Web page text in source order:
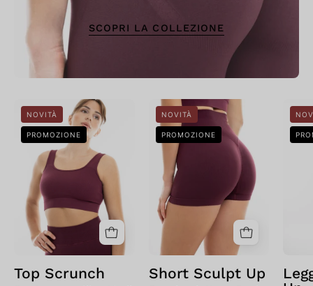
SCOPRI LA COLLEZIONE
Top
Scrunch
NOVITÀ
PROMOZIONE
Top Scrunch
Short
Sculpt
Up
NOVITÀ
PROMOZIONE
Short Sculpt Up